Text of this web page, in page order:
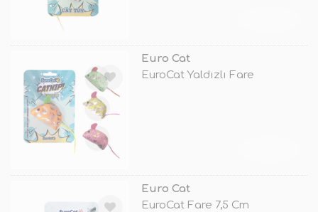
Euro Cat
EuroCat Yaldızlı Fare
Euro Cat
EuroCat Fare 7,5 Cm